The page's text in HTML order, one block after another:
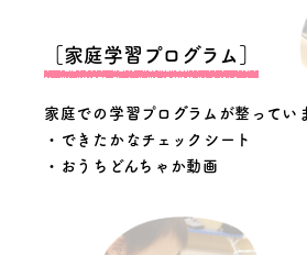
［家庭学習プログラム］
家庭での学習プログラムが整ってい
・できたかなチェックシート
・おうちどんちゃか動画